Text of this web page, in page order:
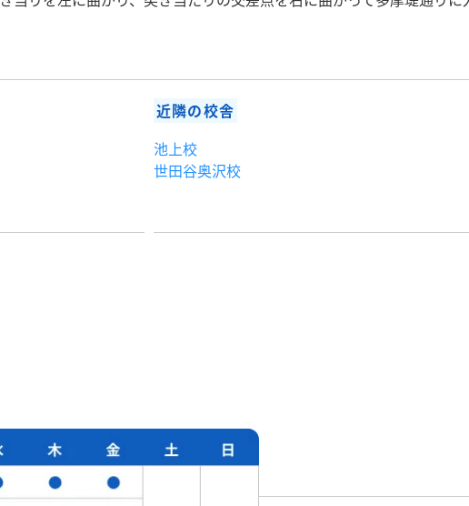
近隣の校舎
池上校
世田谷奥沢校